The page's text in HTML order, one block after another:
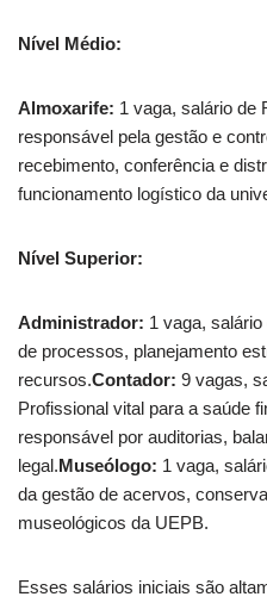
Nível Médio:
Almoxarife: 1 vaga, salário de
responsável pela gestão e
recebimento, conferência e
funcionamento logístico da
Nível Superior:
Administrador: 1 vaga,
de processos, planejamento
recursos.Contador: 9 vagas,
Profissional vital para a saúde
responsável por auditorias,
legal.Museólogo: 1 vaga,
da gestão de acervos,
museológicos da UEPB.
Esses salários iniciais são